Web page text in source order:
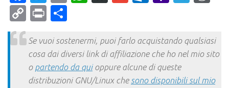
CopyPrint
Se vuoi sostenermi, puoi farlo acquistando qualsiasi
cosa dai diversi link di affiliazione che ho nel mio sito
o partendo da quioppure alcune di queste
distribuzioni GNU/Linux che sono disponibili sul mio